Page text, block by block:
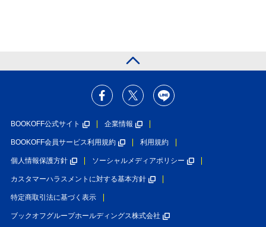
BOOKOFF公式サイト 企業情報
BOOKOFF会員サービス利用規約 利用規約
個人情報保護方針 ソーシャルメディアポリシー
カスタマーハラスメントに対する基本方針
特定商取引法に基づく表示
ブックオフグループホールディングス株式会社